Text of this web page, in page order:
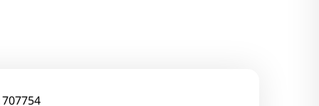
707754